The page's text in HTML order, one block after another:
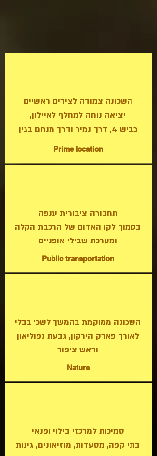
השכונה צמודה לצירים ראשיים
,יציאה נוחה למחלף לאיילון
כביש 4, דרך נמיר ודרך מנחם בגין
Prime location
תחבורה ציבורית ענפה
בסמוך לקו האדום של הרכבת הקלה
ומערכת שבילי אופניים
Public transportation
השכונה ממוקמת בהמשך לשכ' בבלי
לאורך פארק הירקון, גבעת נפוליאון
וראש ציפור
Nature
סמיכות למרכזי בילוי ופנאי
בתי קפה, מסעדות, מוזיאונים, גינות